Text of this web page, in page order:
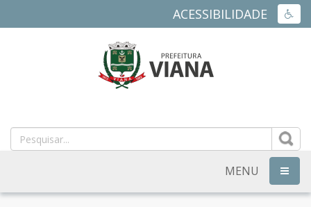
ACESSIBILIDADE
MUNICIPAL
DE
VIANA MENU